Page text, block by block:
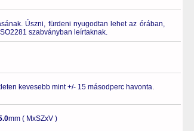
Úszni, fürdeni nyugodtan lehet az órában,
szabványban leírtaknak.
kevesebb mint +/- 15 másodperc havonta.
mm ( MxSZxV )